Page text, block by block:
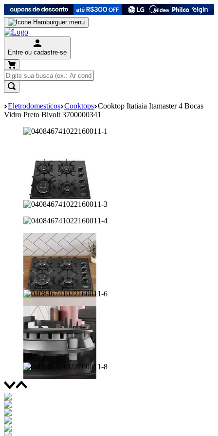
Entre ou cadastre-se
Eletrodomesticos Cooktops Cooktop Itatiaia Itamaster 4 Bocas
Vidro Preto Bivolt 3700000341